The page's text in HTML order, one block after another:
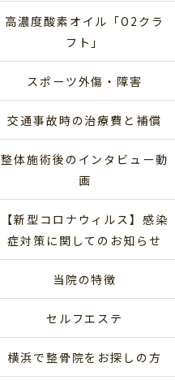
高濃度酸素オイル「O2クラ
フト」
スポーツ外傷・障害
交通事故時の治療費と補償
整体施術後のインタビュー動
画
【新型コロナウィルス】感染
症対策に関してのお知らせ
当院の特徴
セルフエステ
横浜で整骨院をお探しの方